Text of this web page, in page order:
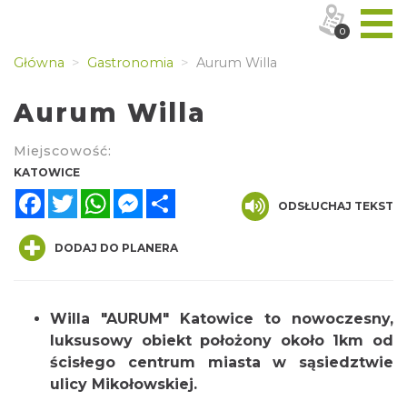
Główna Gastronomia Aurum Willa
Aurum Willa
Miejscowość:
KATOWICE
FacebookTwitterWhatsAppMessenger
ODSŁUCHAJ TEKST
DODAJ DO PLANERA
Willa "AURUM" Katowice to nowoczesny,
luksusowy obiekt położony około 1km od
ścisłego centrum miasta w sąsiedztwie
ulicy Mikołowskiej.
0